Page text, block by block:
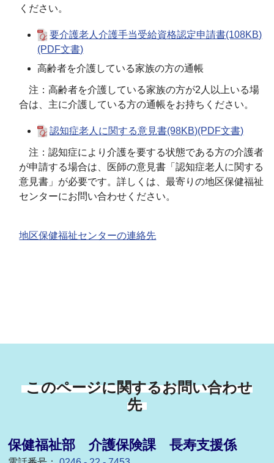
ください。
要介護老人介護手当受給資格認定申請書(108KB)
(PDF文書)
高齢者を介護している家族の方の通帳
注：高齢者を介護している家族の方が2人以上いる場
合は、主に介護している方の通帳をお持ちください。
認知症老人に関する意見書(98KB)(PDF文書)
注：認知症により介護を要する状態である方の介護者
が申請する場合は、医師の意見書「認知症老人に関する
意見書」が必要です。詳しくは、最寄りの地区保健福祉
センターにお問い合わせください。
地区保健福祉センターの連絡先
このページに関するお問い合わせ
先
保健福祉部 介護保険課 長寿支援係